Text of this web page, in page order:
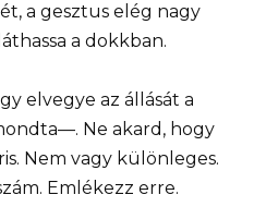
a gesztus elég nagy
a dokkban.
elvegye az állását a
Ne akard, hogy
Nem vagy különleges.
Emlékezz erre.